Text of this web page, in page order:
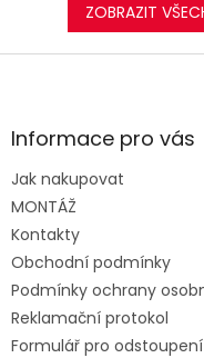
ZOBRAZIT
Z
aInformace pro vás
Jak nakupovat
MONTÁŽ
Kontakty
Obchodní podmínky
Podmínky ochrany
Reklamační protokol
Formulář pro